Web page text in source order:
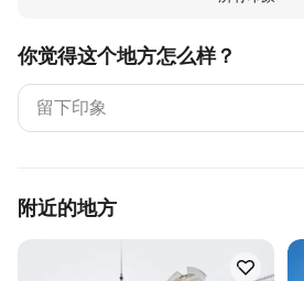
你觉得这个地方怎么样？
附近的地方